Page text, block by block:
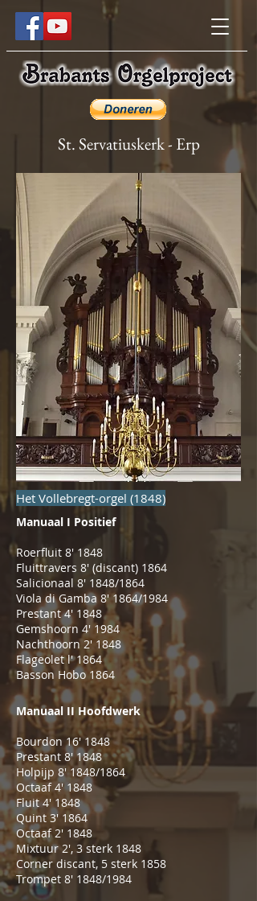
St. Servatiuskerk - Erp
Manuaal I Positief
Roerfluit 8' 1848
Fluittravers 8' (discant) 1864
Salicionaal 8' 1848/1864
Viola di Gamba 8' 1864/1984
Prestant 4' 1848
Gemshoorn 4' 1984
Nachthoorn 2' 1848
Flageolet l' 1864
Basson Hobo 1864
Manuaal II Hoofdwerk
Bourdon 16' 1848
Prestant 8' 1848
Holpijp 8' 1848/1864
Octaaf 4' 1848
Fluit 4' 1848
Quint 3' 1864
Octaaf 2' 1848
Mixtuur 2', 3 sterk 1848
Corner discant, 5 sterk 1858
Trompet 8' 1848/1984
Het Vollebregt-orgel (1848)